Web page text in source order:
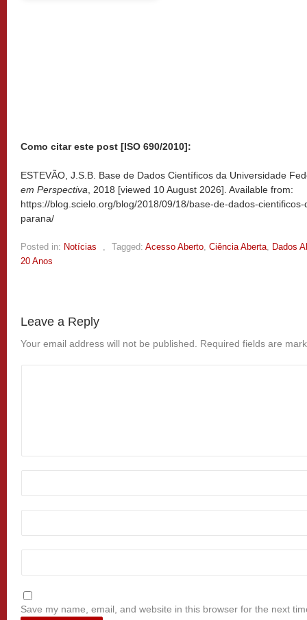
Como citar este post [ISO 690/2010]:
ESTEVÃO, J.S.B. Base de Dados Científicos da Universidade
em Perspectiva , 2018 [viewed 10 August 2026]. Available from:
https://blog.scielo.org/blog/2018/09/18/base-de-dados-
parana/
Posted in: Notícias Tagged: Acesso Aberto Ciência Aberta
Dados
20 Anos
Leave a Reply
Your email address will not be published. Required fields are
Save my name, email, and website in this browser for the next